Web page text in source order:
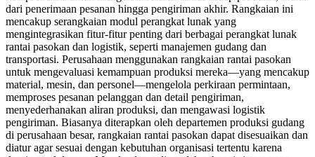
dari penerimaan pesanan hingga pengiriman akhir. Rangkaian ini
mencakup serangkaian modul perangkat lunak yang
mengintegrasikan fitur-fitur penting dari berbagai perangkat lunak
rantai pasokan dan logistik, seperti manajemen gudang dan
transportasi. Perusahaan menggunakan rangkaian rantai pasokan
untuk mengevaluasi kemampuan produksi mereka—yang mencakup
material, mesin, dan personel—mengelola perkiraan permintaan,
memproses pesanan pelanggan dan detail pengiriman,
menyederhanakan aliran produksi, dan mengawasi logistik
pengiriman. Biasanya diterapkan oleh departemen produksi gudang
di perusahaan besar, rangkaian rantai pasokan dapat disesuaikan dan
diatur agar sesuai dengan kebutuhan organisasi tertentu karena